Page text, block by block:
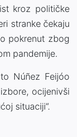
kroz političke
stranke čekaju
pokrenut zbog
pandemije.
Núñez Feijóo
ocijenivši
situaciji“.